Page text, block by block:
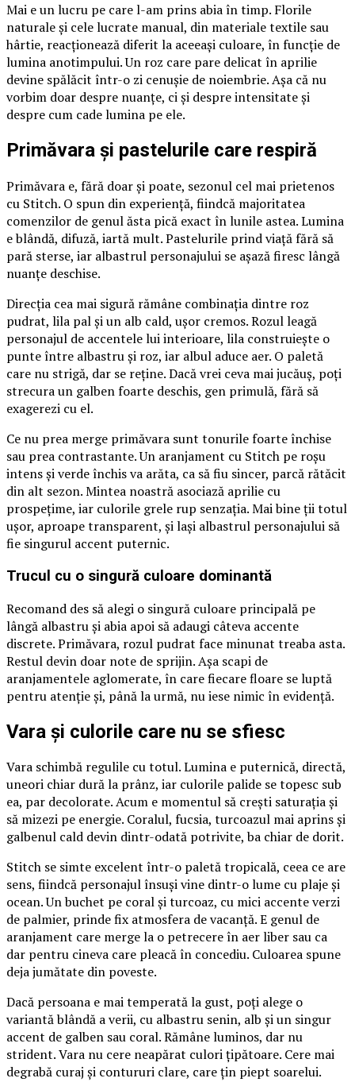
Mai e un lucru pe care l-am prins abia în timp. Florile
naturale și cele lucrate manual, din materiale textile sau
hârtie, reacționează diferit la aceeași culoare, în funcție de
lumina anotimpului. Un roz care pare delicat în aprilie
devine spălăcit într-o zi cenușie de noiembrie. Așa că nu
vorbim doar despre nuanțe, ci și despre intensitate și
despre cum cade lumina pe ele.
Primăvara și pastelurile care respiră
Primăvara e, fără doar și poate, sezonul cel mai prietenos
cu Stitch. O spun din experiență, fiindcă majoritatea
comenzilor de genul ăsta pică exact în lunile astea. Lumina
e blândă, difuză, iartă mult. Pastelurile prind viață fără să
pară sterse, iar albastrul personajului se așază firesc lângă
nuanțe deschise.
Direcția cea mai sigură rămâne combinația dintre roz
pudrat, lila pal și un alb cald, ușor cremos. Rozul leagă
personajul de accentele lui interioare, lila construiește o
punte între albastru și roz, iar albul aduce aer. O paletă
care nu strigă, dar se reține. Dacă vrei ceva mai jucăuș, poți
strecura un galben foarte deschis, gen primulă, fără să
exagerezi cu el.
Ce nu prea merge primăvara sunt tonurile foarte închise
sau prea contrastante. Un aranjament cu Stitch pe roșu
intens și verde închis va arăta, ca să fiu sincer, parcă rătăcit
din alt sezon. Mintea noastră asociază aprilie cu
prospețime, iar culorile grele rup senzația. Mai bine ții totul
ușor, aproape transparent, și lași albastrul personajului să
fie singurul accent puternic.
Trucul cu o singură culoare dominantă
Recomand des să alegi o singură culoare principală pe
lângă albastru și abia apoi să adaugi câteva accente
discrete. Primăvara, rozul pudrat face minunat treaba asta.
Restul devin doar note de sprijin. Așa scapi de
aranjamentele aglomerate, în care fiecare floare se luptă
pentru atenție și, până la urmă, nu iese nimic în evidență.
Vara și culorile care nu se sfiesc
Vara schimbă regulile cu totul. Lumina e puternică, directă,
uneori chiar dură la prânz, iar culorile palide se topesc sub
ea, par decolorate. Acum e momentul să crești saturația și
să mizezi pe energie. Coralul, fucsia, turcoazul mai aprins și
galbenul cald devin dintr-odată potrivite, ba chiar de dorit.
Stitch se simte excelent într-o paletă tropicală, ceea ce are
sens, fiindcă personajul însuși vine dintr-o lume cu plaje și
ocean. Un buchet pe coral și turcoaz, cu mici accente verzi
de palmier, prinde fix atmosfera de vacanță. E genul de
aranjament care merge la o petrecere în aer liber sau ca
dar pentru cineva care pleacă în concediu. Culoarea spune
deja jumătate din poveste.
Dacă persoana e mai temperată la gust, poți alege o
variantă blândă a verii, cu albastru senin, alb și un singur
accent de galben sau coral. Rămâne luminos, dar nu
strident. Vara nu cere neapărat culori țipătoare. Cere mai
degrabă curaj și contururi clare, care țin piept soarelui.